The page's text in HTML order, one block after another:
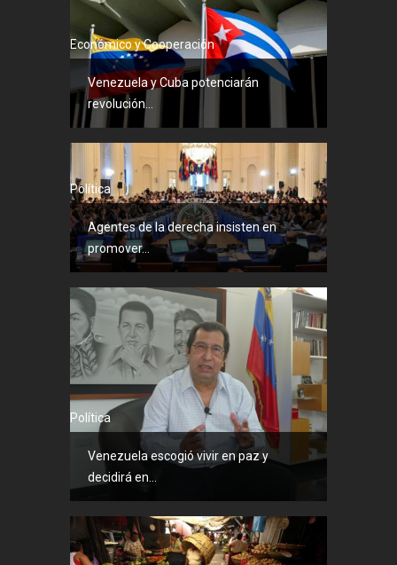
Económico y Cooperación
Venezuela y Cuba potenciarán
revolución...
Política
Agentes de la derecha insisten en
promover...
Política
Venezuela escogió vivir en paz y
decidirá en...